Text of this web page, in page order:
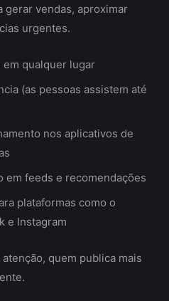
gerar vendas, aproximar
urgentes.
em qualquer lugar
(as pessoas assistem até
nos aplicativos de
em feeds e recomendações
plataformas como o
e Instagram
quem publica mais